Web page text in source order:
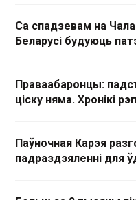
Са спадзевам на
Беларусі будуюць
Праваабаронцы:
ціску няма. Хронікі
Паўночная Карэя
падраздзяленні для